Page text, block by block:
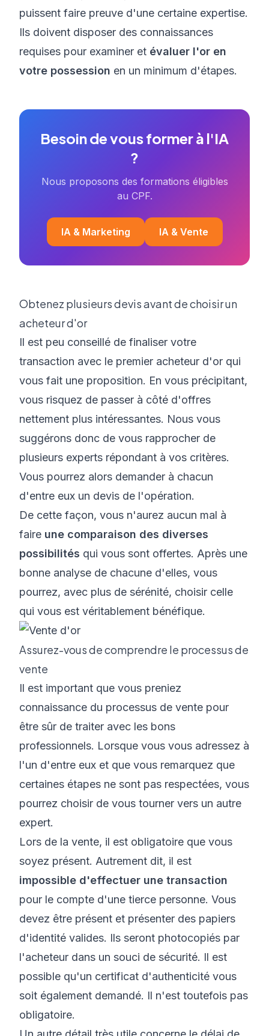
puissent faire preuve d'une certaine expertise.
Ils doivent disposer des connaissances
requises pour examiner et évaluer l'or en
votre possession en un minimum d'étapes.
Besoin de vous former à l'IA
?
Nous proposons des formations éligibles
au CPF.
IA & Marketing IA & Vente
Obtenez plusieurs devis avant de choisir un
acheteur d'or
Il est peu conseillé de finaliser votre
transaction avec le premier acheteur d'or qui
vous fait une proposition. En vous précipitant,
vous risquez de passer à côté d'offres
nettement plus intéressantes. Nous vous
suggérons donc de vous rapprocher de
plusieurs experts répondant à vos critères.
Vous pourrez alors demander à chacun
d'entre eux un devis de l'opération.
De cette façon, vous n'aurez aucun mal à
faire une comparaison des diverses
possibilités qui vous sont offertes. Après une
bonne analyse de chacune d'elles, vous
pourrez, avec plus de sérénité, choisir celle
qui vous est véritablement bénéfique.
Assurez-vous de comprendre le processus de
vente
Il est important que vous preniez
connaissance du processus de vente pour
être sûr de traiter avec les bons
professionnels. Lorsque vous vous adressez à
l'un d'entre eux et que vous remarquez que
certaines étapes ne sont pas respectées, vous
pourrez choisir de vous tourner vers un autre
expert.
Lors de la vente, il est obligatoire que vous
soyez présent. Autrement dit, il est
impossible d'effectuer une transaction
pour le compte d'une tierce personne. Vous
devez être présent et présenter des papiers
d'identité valides. Ils seront photocopiés par
l'acheteur dans un souci de sécurité. Il est
possible qu'un certificat d'authenticité vous
soit également demandé. Il n'est toutefois pas
obligatoire.